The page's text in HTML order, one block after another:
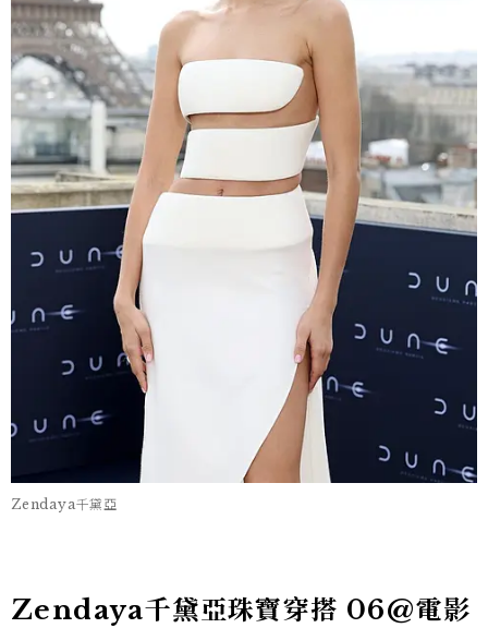
Zendaya千黛亞
Zendaya千黛亞珠寶穿搭 06@電影